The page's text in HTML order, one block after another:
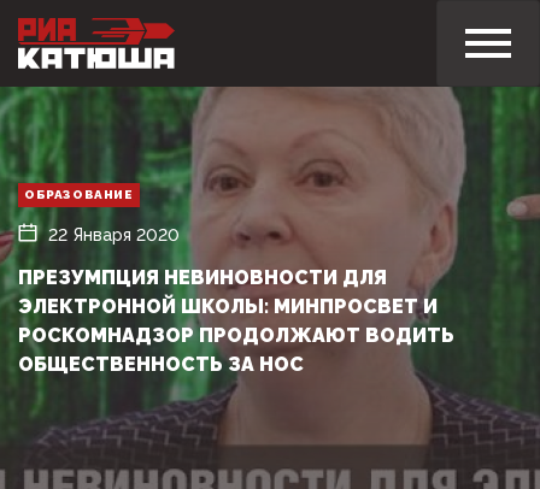
ОБРАЗОВАНИЕ
22 Января 2020
ПРЕЗУМПЦИЯ НЕВИНОВНОСТИ ДЛЯ
ЭЛЕКТРОННОЙ ШКОЛЫ: МИНПРОСВЕТ И
РОСКОМНАДЗОР ПРОДОЛЖАЮТ ВОДИТЬ
ОБЩЕСТВЕННОСТЬ ЗА НОС